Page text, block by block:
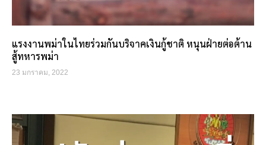
แรงงานพม่าในไทยร่วมกันบริจาคเงินกู้ชาติ หนุนฝ่ายต่อต้าน
สู้ทหารพม่า
23 มกราคม, 2022